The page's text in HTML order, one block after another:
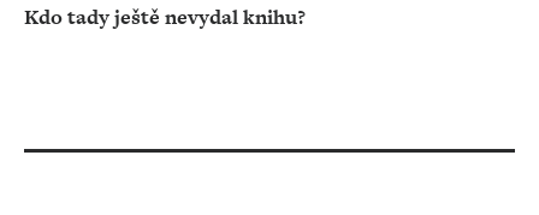
Kdo tady ještě nevydal knihu?